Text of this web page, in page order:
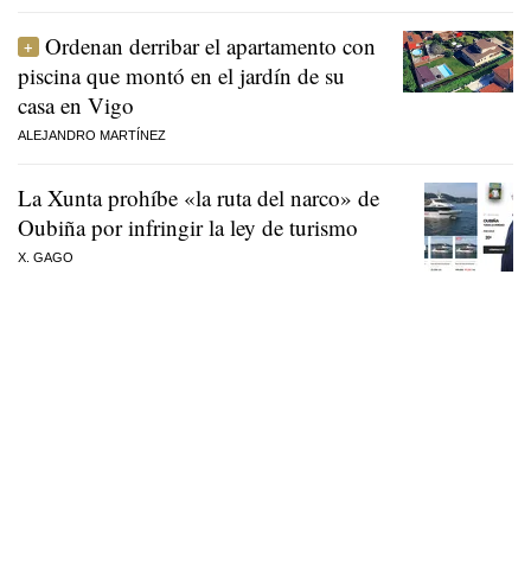
Ordenan derribar el apartamento con
piscina que montó en el jardín de su
casa en Vigo
ALEJANDRO MARTÍNEZ
La Xunta prohíbe «la ruta del narco» de
Oubiña por infringir la ley de turismo
X. GAGO